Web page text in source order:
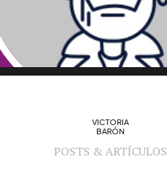
VICTORIA
BARÓN
POSTS & ARTÍCULOS